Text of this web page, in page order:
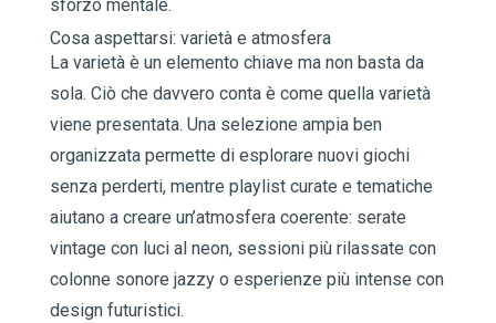
sforzo mentale.
Cosa aspettarsi: varietà e atmosfera
La varietà è un elemento chiave ma non basta da
sola. Ciò che davvero conta è come quella varietà
viene presentata. Una selezione ampia ben
organizzata permette di esplorare nuovi giochi
senza perderti, mentre playlist curate e tematiche
aiutano a creare un’atmosfera coerente: serate
vintage con luci al neon, sessioni più rilassate con
colonne sonore jazzy o esperienze più intense con
design futuristici.